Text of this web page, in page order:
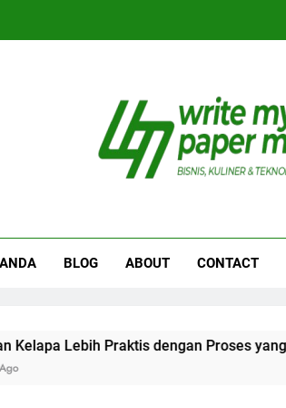
BLOG ABOUT CONTACT
Lebih Praktis dengan Proses yang Mudah